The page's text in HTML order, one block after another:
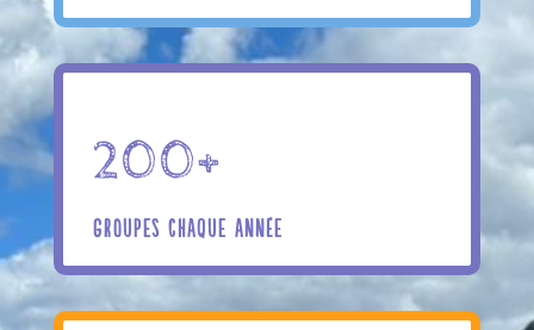
200+
GROUPES CHAQUE ANNÉE